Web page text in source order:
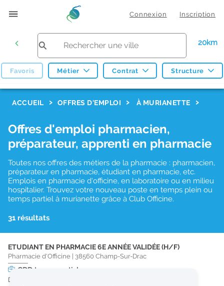
Connexion Inscription
20km
Favoris Métier Contrat Structure
ACCUEIL OFFRES D'EMPLOI À MURIANETTE
Offres d'emploi pharmacien,
préparateur, apprenti en pharmacie
Toutes nos offres des métiers de la pharmacie : pharmacien,
préparateur en pharmacie, étudiant en pharmacie, etc.
Emplois en pharmacie d'officine, en laboratoire ou en milieu
hospitalier. Trouvez votre nouveau poste en temps plein ou
temps partiel à murianette grâce à Club Officine.
31 résultats
ETUDIANT EN PHARMACIE 6E ANNÉE VALIDÉE (H/F)
Pharmacie d'Officine 38560 Champ-Sur-Drac
CDD temps partiel
Du 01/09/26 au 01/01/27